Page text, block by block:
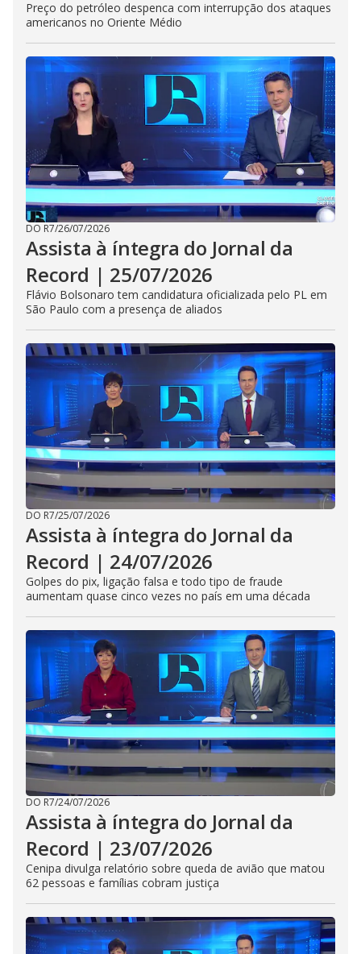
Preço do petróleo despenca com interrupção dos ataques
americanos no Oriente Médio
DO R7/26/07/2026
Assista à íntegra do Jornal da
Record | 25/07/2026
Flávio Bolsonaro tem candidatura oficializada pelo PL em
São Paulo com a presença de aliados
DO R7/25/07/2026
Assista à íntegra do Jornal da
Record | 24/07/2026
Golpes do pix, ligação falsa e todo tipo de fraude
aumentam quase cinco vezes no país em uma década
DO R7/24/07/2026
Assista à íntegra do Jornal da
Record | 23/07/2026
Cenipa divulga relatório sobre queda de avião que matou
62 pessoas e famílias cobram justiça